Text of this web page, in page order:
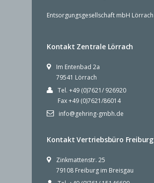
Entsorgungsgesellschaft mbH Lörrach
Kontakt Zentrale Lörrach
Im Entenbad 2a
79541 Lörrach
Tel. +49 (0)7621/ 926920
Fax +49 (0)7621/86014
info@gehring-gmbh.de
Kontakt Vertriebsbüro Freiburg
Zinkmattenstr. 25
79108 Freiburg im Breisgau